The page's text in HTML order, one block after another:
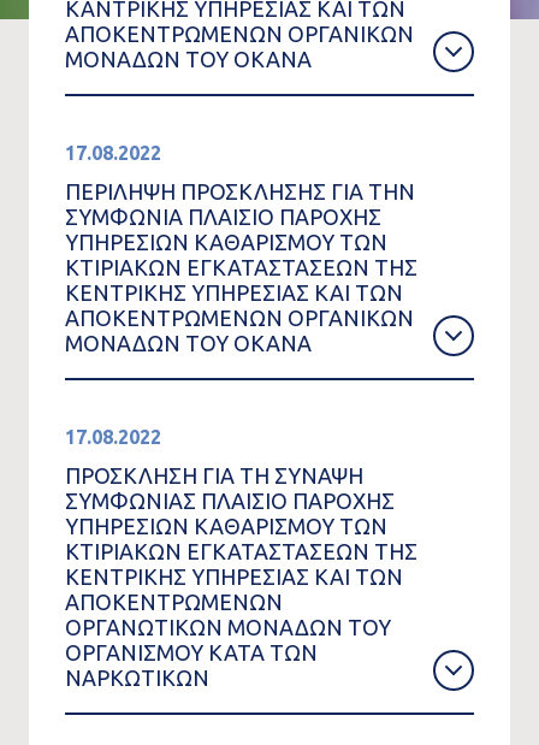
ΚΑΝΤΡΙΚΗΣ ΥΠΗΡΕΣΙΑΣ ΚΑΙ ΤΩΝ
ΑΠΟΚΕΝΤΡΩΜΕΝΩΝ ΟΡΓΑΝΙΚΩΝ
ΜΟΝΑΔΩΝ ΤΟΥ ΟΚΑΝΑ
17.08.2022
ΠΕΡΙΛΗΨΗ ΠΡΟΣΚΛΗΣΗΣ ΓΙΑ ΤΗΝ
ΣΥΜΦΩΝΙΑ ΠΛΑΙΣΙΟ ΠΑΡΟΧΗΣ
ΥΠΗΡΕΣΙΩΝ ΚΑΘΑΡΙΣΜΟΥ ΤΩΝ
ΚΤΙΡΙΑΚΩΝ ΕΓΚΑΤΑΣΤΑΣΕΩΝ ΤΗΣ
ΚΕΝΤΡΙΚΗΣ ΥΠΗΡΕΣΙΑΣ ΚΑΙ ΤΩΝ
ΑΠΟΚΕΝΤΡΩΜΕΝΩΝ ΟΡΓΑΝΙΚΩΝ
ΜΟΝΑΔΩΝ ΤΟΥ ΟΚΑΝΑ
17.08.2022
ΠΡΟΣΚΛΗΣΗ ΓΙΑ ΤΗ ΣΥΝΑΨΗ
ΣΥΜΦΩΝΙΑΣ ΠΛΑΙΣΙΟ ΠΑΡΟΧΗΣ
ΥΠΗΡΕΣΙΩΝ ΚΑΘΑΡΙΣΜΟΥ ΤΩΝ
ΚΤΙΡΙΑΚΩΝ ΕΓΚΑΤΑΣΤΑΣΕΩΝ ΤΗΣ
ΚΕΝΤΡΙΚΗΣ ΥΠΗΡΕΣΙΑΣ ΚΑΙ ΤΩΝ
ΑΠΟΚΕΝΤΡΩΜΕΝΩΝ
ΟΡΓΑΝΩΤΙΚΩΝ ΜΟΝΑΔΩΝ ΤΟΥ
ΟΡΓΑΝΙΣΜΟΥ ΚΑΤΑ ΤΩΝ
ΝΑΡΚΩΤΙΚΩΝ